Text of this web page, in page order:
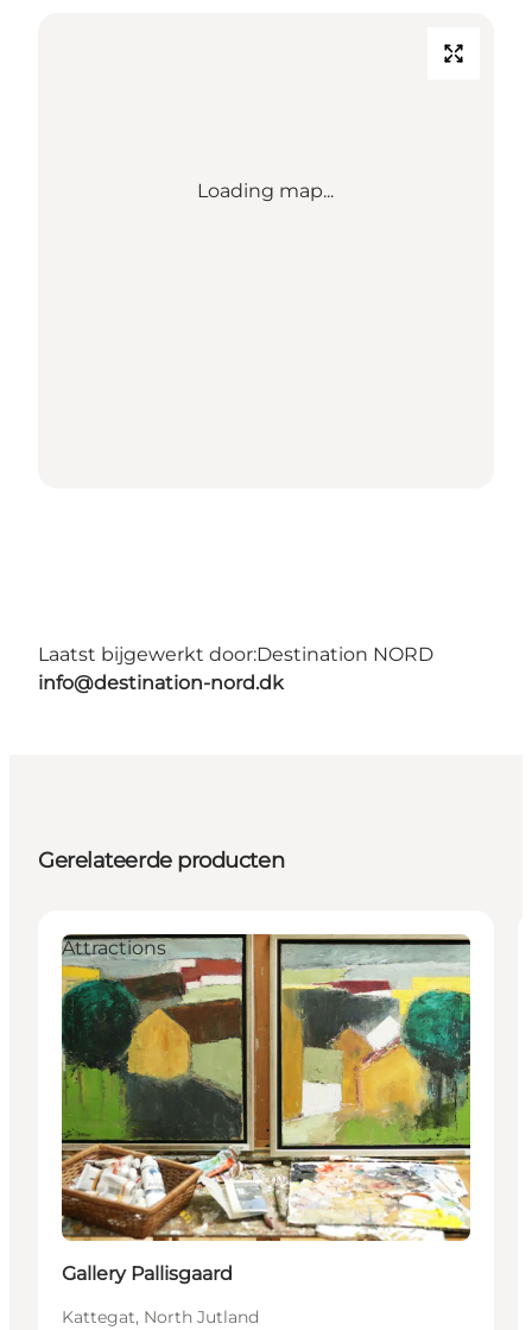
Loading map...
Laatst bijgewerkt door:Destination NORD
info@destination-nord.dk
Gerelateerde producten
Attractions
Gallery Pallisgaard
Kattegat, North Jutland